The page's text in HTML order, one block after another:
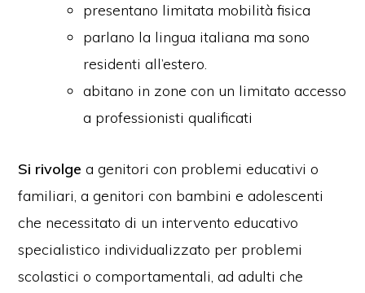
presentano limitata mobilità fisica
parlano la lingua italiana ma sono
residenti all’estero.
abitano in zone con un limitato accesso
a professionisti qualificati
Si rivolge a genitori con problemi educativi o
familiari, a genitori con bambini e adolescenti
che necessitato di un intervento educativo
specialistico individualizzato per problemi
scolastici o comportamentali, ad adulti che